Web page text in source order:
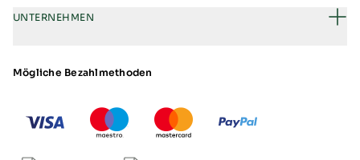
UNTERNEHMEN
Mögliche Bezahlmethoden